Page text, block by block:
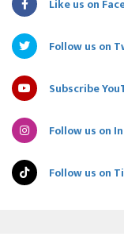
Like us on
Follow us on
Subscribe
Follow us on
Follow us on